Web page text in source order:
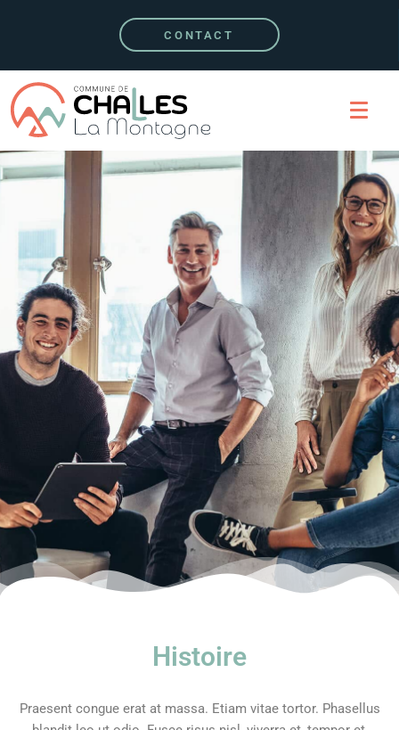
CONTACT
Histoire
Praesent congue erat at massa. Etiam vitae tortor. Phasellus